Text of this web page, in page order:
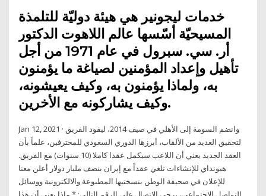
خدمات ليجونير هي هيئة دوليّة للتلمذة
المسيحيّة أسّسها عالم اللاهوت الدكتور
أر. سي. سبرول في عام 1971 من أجل
تأهيل وإعداد المؤمنين لصياغة ما يؤمنون
به، ولماذا يؤمنون به، وكيف يعيشونه،
وكيف يشاركونه مع الأخرين.
Jan 12, 2021 · وانضم السومة إلى الأهلي في صيف 2014، ليقود الفريق
لتحقيق العديد من الألقاب، أبرزها الدوري السعودي للمحترفين، علماً بأن
العقد الجديد يعني أن اللاعب سيكمل عقدا كاملا (10 سنوات) مع الفريق.
هيونداي للإنشاءات تلغي عقداً مع إيران بنصف مليار دولار أعلن معنا
للإعلان في صحيفة الوطن بنسختيها المطبوعة والالكترونية ووسائل